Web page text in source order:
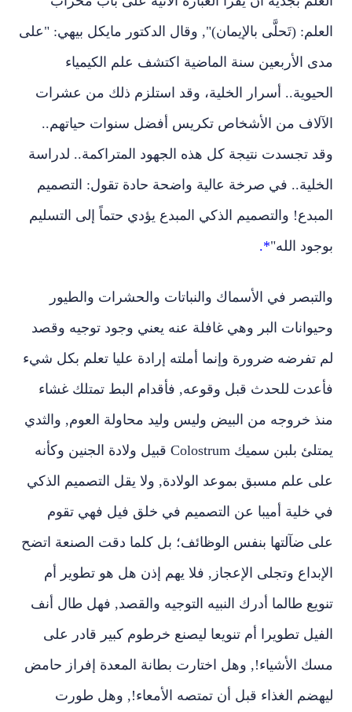
العلم: (تَحلَّى بالإيمان)", وقال الدكتور مايكل بيهي: "على
مدى الأربعين سنة الماضية اكتشف علم الكيمياء
الحيوية.. أسرار الخلية، وقد استلزم ذلك من عشرات
الآلاف من الأشخاص تكريس أفضل سنوات حياتهم..
وقد تجسدت نتيجة كل هذه الجهود المتراكمة.. لدراسة
الخلية.. في صرخة عالية واضحة حادة تقول: التصميم
المبدع! والتصميم الذكي المبدع يؤدي حتماً إلى التسليم
بوجود الله"*.
والتبصر في الأسماك والنباتات والحشرات والطيور
وحيوانات البر وهي غافلة عنه يعني وجود توجيه وقصد
لم تفرضه ضرورة وإنما أملته إرادة عليا تعلم بكل شيء
فأعدت للحدث قبل وقوعه, فأقدام البط تمتلك غشاء
منذ خروجه من البيض وليس وليد محاولة العوم, والثدي
يمتلئ بلبن سميك Colostrum قبيل ولادة الجنين وكأنه
على علم مسبق بموعد الولادة, ولا يقل التصميم الذكي
في خلية أميبا عن التصميم في خلق فيل فهي تقوم
على ضآلتها بنفس الوظائف؛ بل كلما دقت الصنعة اتضح
الإبداع وتجلى الإعجاز, فلا يهم إذن هل هو تطوير أم
تنويع طالما أدرك النبيه التوجيه والقصد, فهل طال أنف
الفيل تطويرا أم تنويعا ليصنع خرطوم كبير قادر على
مسك الأشياء!, وهل اختارت بطانة المعدة إفراز حامض
ليهضم الغذاء قبل أن تمتصه الأمعاء!, وهل طورت